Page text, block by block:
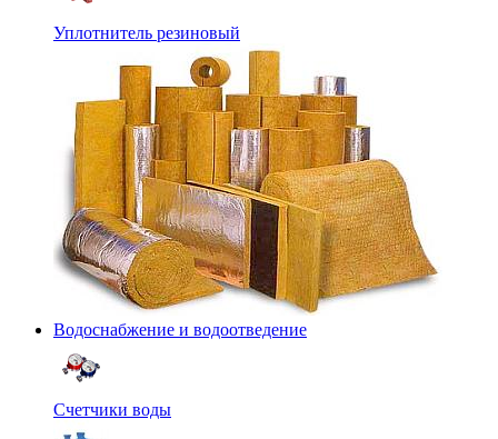
Уплотнитель резиновый
Водоснабжение и водоотведение
Счетчики воды